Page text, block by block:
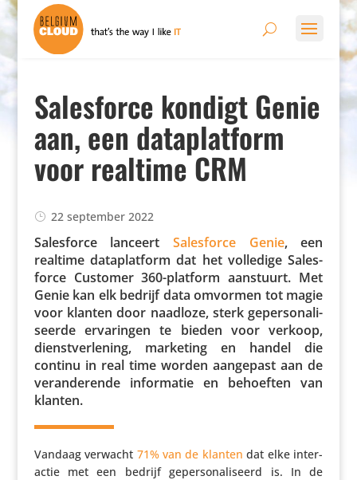
Salesforce kondigt Genie
aan, een dataplatform
voor realtime CRM
22 september 2022
Sales­force lanceert Sales­force Genie, een
realtime data­plat­form dat het volledige Sales­
force Customer 360-platform aanstuurt. Met
Genie kan elk bedrijf data omvormen tot magie
voor klanten door naadloze, sterk geper­so­na­li­
seerde erva­ringen te bieden voor verkoop,
dienst­ver­le­ning, marketing en handel die
continu in real time worden aangepast aan de
veran­de­rende infor­matie en behoeften van
klanten.
Vandaag verwacht 71% van de klanten dat elke inter­
actie met een bedrijf geper­so­na­li­seerd is. In de